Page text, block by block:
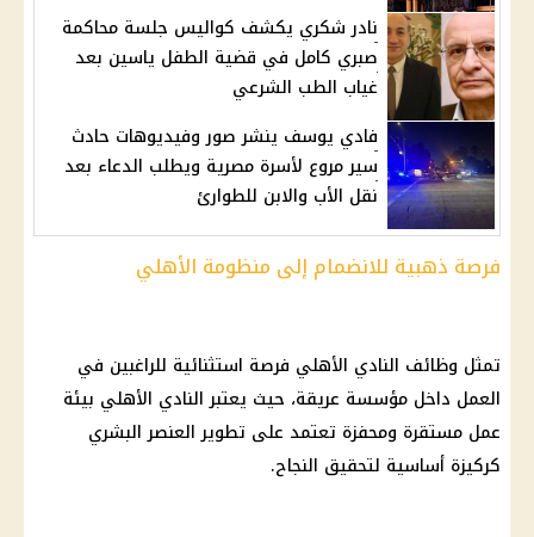
نادر شكري يكشف كواليس جلسة محاكمة
صبري كامل في قضية الطفل ياسين بعد
غياب الطب الشرعي
فادي يوسف ينشر صور وفيديوهات حادث
سير مروع لأسرة مصرية ويطلب الدعاء بعد
نقل الأب والابن للطوارئ
فرصة ذهبية للانضمام إلى منظومة الأهلي
تمثل وظائف النادي الأهلي فرصة استثنائية للراغبين في
العمل داخل مؤسسة عريقة، حيث يعتبرالنادي الأهلي بيئة
عمل مستقرة ومحفزة تعتمد على تطوير العنصر البشري
كركيزة أساسية لتحقيق النجاح.